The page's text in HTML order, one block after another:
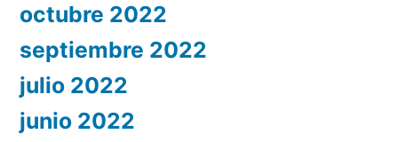
octubre 2022
septiembre 2022
julio 2022
junio 2022